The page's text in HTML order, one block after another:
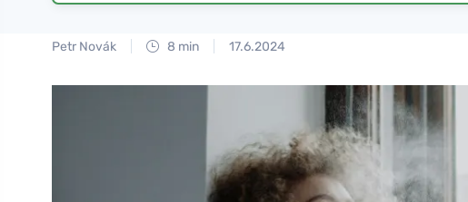
Petr Novák 8 min 17.6.2024